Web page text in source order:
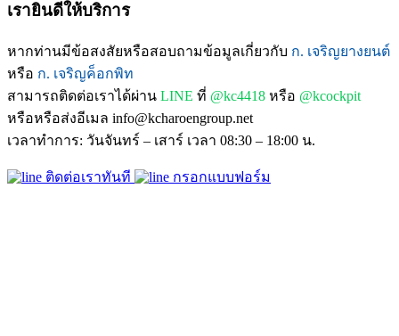
เรายินดีให้บริการ
หากท่านมีข้อสงสัยหรือสอบถามข้อมูลเกี่ยวกับ ก. เจริญยางยนต์
หรือ ก. เจริญค็อกพิท
สามารถติดต่อเราได้ผ่าน LINE ที่ @kc4418 หรือ @kcockpit
หรือหรือส่งอีเมล info@kcharoengroup.net
เวลาทำการ: วันจันทร์ – เสาร์ เวลา 08:30 – 18:00 น.
ติดต่อเราทันที กรอกแบบฟอร์ม